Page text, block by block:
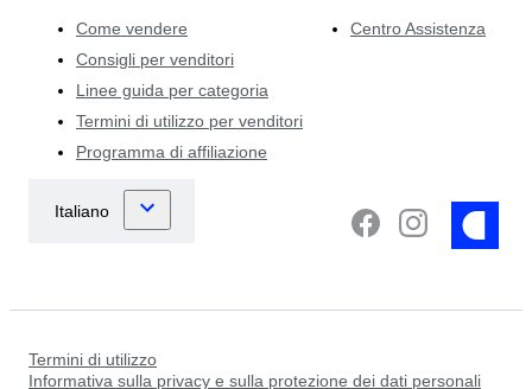
Come vendere
Consigli per venditori
Linee guida per categoria
Termini di utilizzo per venditori
Programma di affiliazione
Centro Assistenza
Termini di utilizzo
Informativa sulla privacy e sulla protezione dei dati personali